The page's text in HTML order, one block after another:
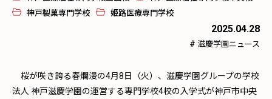
神戸製菓専門学校
姫路医療専門学校
2025.04.28
# 滋慶学園ニュース
桜が咲き誇る春爛漫の4月8日（火）、滋慶学園グループの学校
法人 神戸滋慶学園の運営する専門学校4校の入学式が神戸市中央